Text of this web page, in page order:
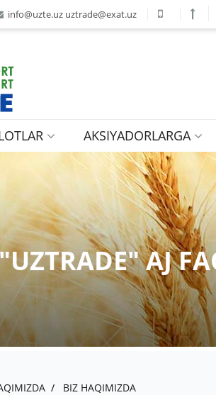
info@uzte.uz uztrade@exat.uz
AKSIYADORLARGA
AJ
BIZ HAQIMIZDA